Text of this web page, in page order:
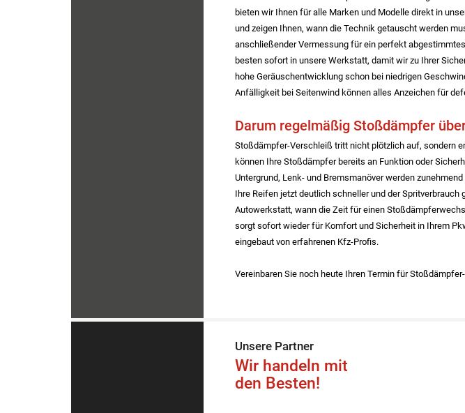
bieten wir Ihnen für alle Marken und Modelle direkt in
und zeigen Ihnen, wann die Technik getauscht werden
anschließender Vermessung für ein perfekt
besten sofort in unsere Werkstatt, damit wir zu Ihrer
hohe Geräuschentwicklung schon bei niedrigen
Anfälligkeit bei Seitenwind können alles Anzeichen für
Darum regelmäßig Stoßdämpfer
Stoßdämpfer-Verschleiß tritt nicht plötzlich auf, sondern
können Ihre Stoßdämpfer bereits an Funktion oder
Untergrund, Lenk- und Bremsmanöver werden
Ihre Reifen jetzt deutlich schneller und der
Autowerkstatt, wann die Zeit für einen
sorgt sofort wieder für Komfort und Sicherheit in Ihrem
eingebaut von erfahrenen Kfz-Profis.
Vereinbaren Sie noch heute Ihren Termin für
Unsere Partner
Wir handeln mit
den Besten!